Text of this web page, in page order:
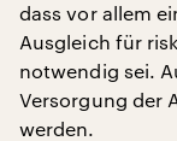
dass vor allem
Ausgleich für
notwendig sei.
Versorgung der
werden.